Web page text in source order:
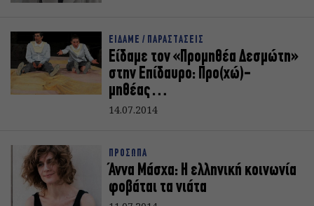
ΕΙΔΑΜΕ / ΠΑΡΑΣΤΑΣΕΙΣ
Είδαμε τον «Προμηθέα Δεσμώτη»
στην Επίδαυρο: Προ(χώ)-
μηθέας…
14.07.2014
ΠΡΟΣΩΠΑ
Άννα Μάσχα: Η ελληνική κοινωνία
φοβάται τα νιάτα